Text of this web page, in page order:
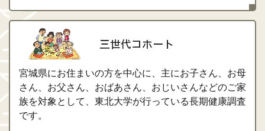
三世代コホート
宮城県にお住まいの方を中心に、主にお子さん、お母
さん、お父さん、おばあさん、おじいさんなどのご家
族を対象として、東北大学が行っている長期健康調査
です。